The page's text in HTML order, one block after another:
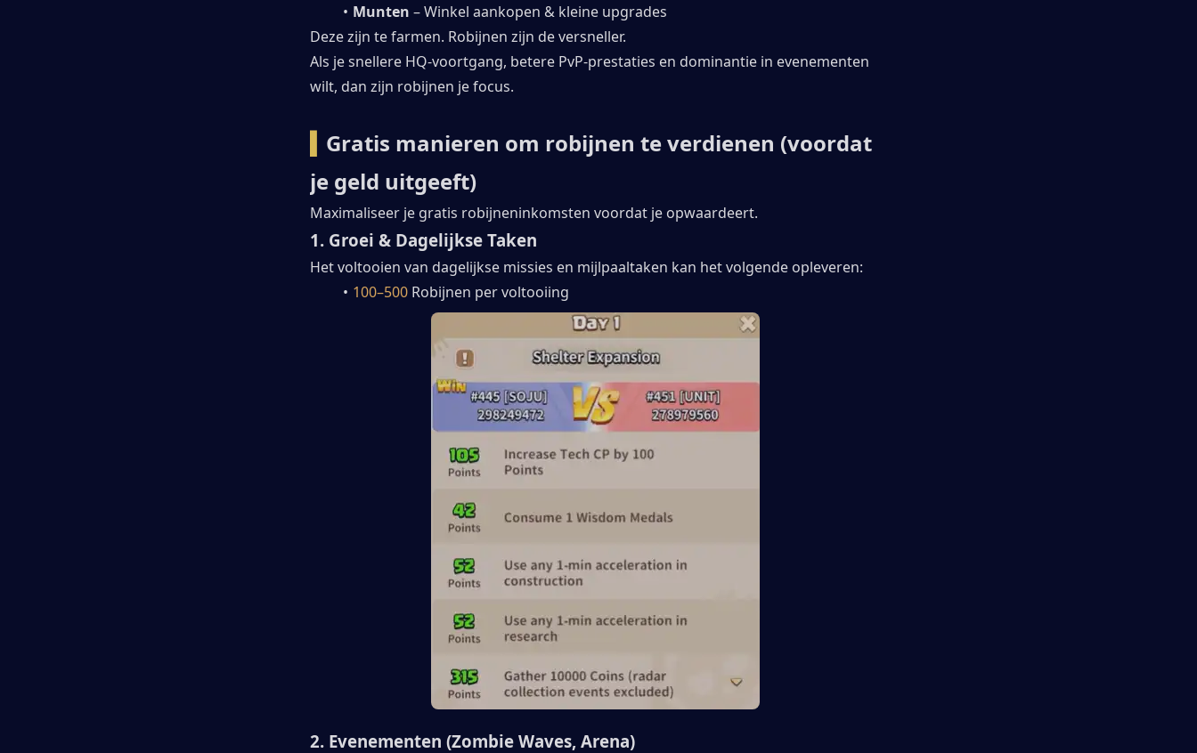
Munten – Winkel aankopen & kleine upgrades
Deze zijn te farmen. Robijnen zijn de versneller.
Als je snellere HQ-voortgang, betere PvP-prestaties en dominantie in evenementen
wilt, dan zijn robijnen je focus.
Gratis manieren om robijnen te verdienen (voordat
je geld uitgeeft)
Maximaliseer je gratis robijneninkomsten voordat je opwaardeert.
1. Groei & Dagelijkse Taken
Het voltooien van dagelijkse missies en mijlpaaltaken kan het volgende opleveren:
100–500 Robijnen per voltooiing
2. Evenementen (Zombie Waves, Arena)